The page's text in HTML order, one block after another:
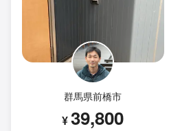
群馬県前橋市
¥39,800